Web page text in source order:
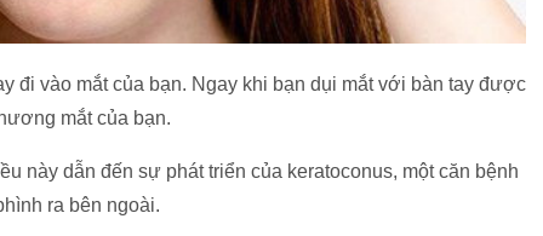
đi vào mắt của bạn. Ngay khi bạn dụi mắt với bàn tay được
mắt của bạn.
này dẫn đến sự phát triển của keratoconus, một căn bệnh
ra bên ngoài.